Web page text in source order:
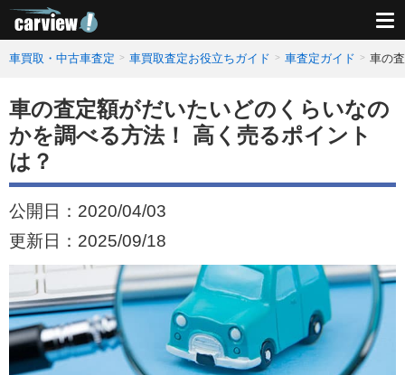
車買取・中古車査定 車買取査定お役立ちガイド 車査定ガイド 車の
車の査定額がだいたいどのくらいなの
かを調べる方法！ 高く売るポイント
は？
公開日： 2020/04/03
更新日： 2025/09/18